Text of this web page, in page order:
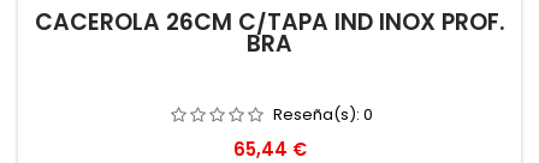
CACEROLA 26CM C/TAPA IND INOX PROF.
BRA
Reseña(s): 0
Precio
65,44 €